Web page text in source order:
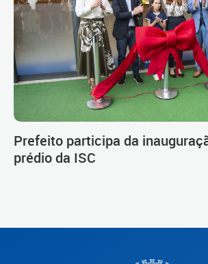
Prefeito participa da
prédio da ISC